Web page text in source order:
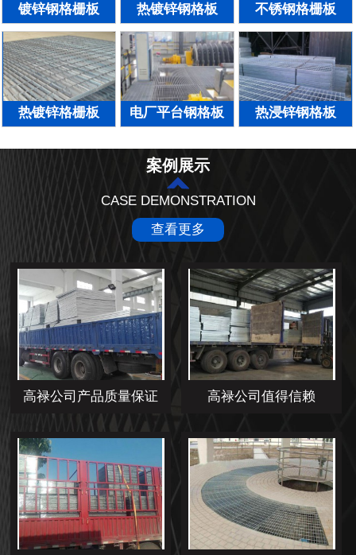
镀锌钢格栅板 热镀锌钢格板 不锈钢格栅板
热镀锌格栅板 电厂平台钢格板 热浸锌钢格板
案例展示
CASE DEMONSTRATION
查看更多
高禄公司产品质量保证 高禄公司值得信赖